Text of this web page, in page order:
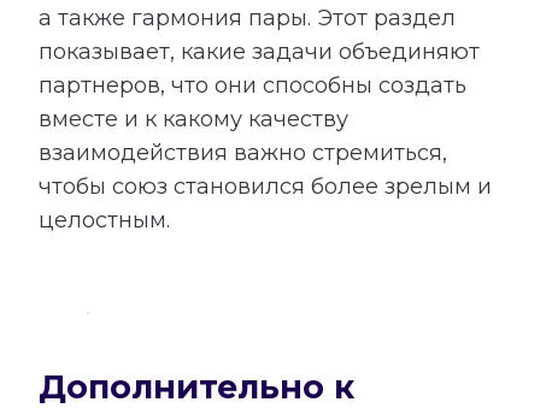
а также гармония пары. Этот раздел
показывает, какие задачи объединяют
партнеров, что они способны создать
вместе и к какому качеству
взаимодействия важно стремиться,
чтобы союз становился более зрелым и
целостным.
Дополнительно к